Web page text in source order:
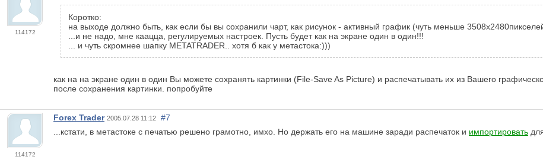
114172
Коротко:
на выходе должно быть, как если бы вы сохранили чарт, как рисунок - активный график (чуть меньше
...и не надо, мне каацца, регулируемых настроек. Пусть будет как на экране один в один!!!
... и чуть скромнее шапку METATRADER.. хотя б как у метастока:)))
как на на экране один в один Вы можете сохранять картинки (File-Save As Picture) и распечатывать их из Вашего
после сохранения картинки. попробуйте
114172
Forex Trader 2005.07.28 11:12
#7
...кстати, в метастоке с печатью решено грамотно, имхо. Но держать его на машине заради распечаток и импортировать